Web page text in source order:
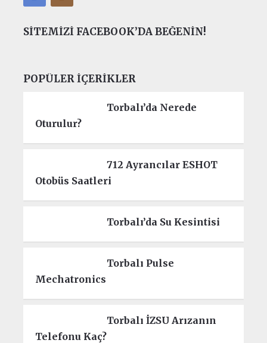
SITEMIZI FACEBOOK’DA BEĞENIN!
POPÜLER İÇERIKLER
Torbalı’da Nerede
Oturulur?
712 Ayrancılar ESHOT
Otobüs Saatleri
Torbalı’da Su Kesintisi
Torbalı Pulse
Mechatronics
Torbalı İZSU Arızanın
Telefonu Kaç?